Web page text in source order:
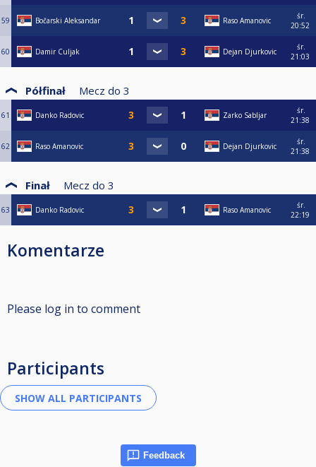
59 Bočarski Aleksandar Raso Amanovic
śr.
20:52
60 Damir Culjak Dejan Djurkovic
śr.
21:03
Półfinał Mecz do 3
61 Danko Radovic Zarko Sabljar
śr.
21:38
62 Raso Amanovic Dejan Djurkovic
śr.
21:38
Finał Mecz do 3
63 Danko Radovic Raso Amanovic
śr.
22:19
Komentarze
Please log in to comment
Participants
Feedback